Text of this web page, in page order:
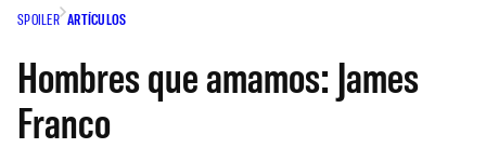
SPOILER ARTÍCULOS
Hombres que amamos: James
Franco